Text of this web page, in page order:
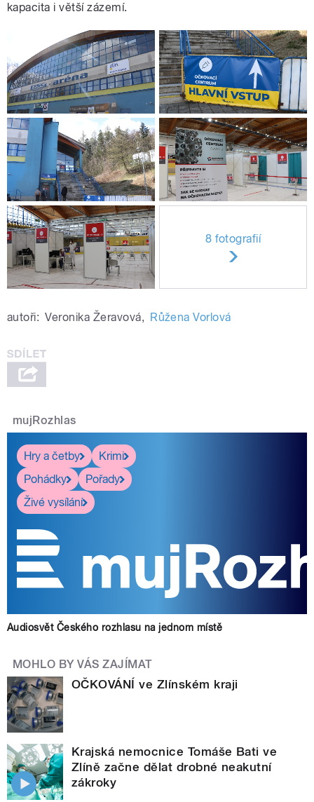
kapacita i větší zázemí.
8 fotografií
autoři: Veronika Žeravová, Růžena Vorlová
mujRozhlas
Hry a četby
Krimi
Pohádky
Pořady
Živé vysílání
Audiosvět Českého rozhlasu na jednom místě
MOHLO BY VÁS ZAJÍMAT
OČKOVÁNÍ ve Zlínském kraji
Krajská nemocnice Tomáše Bati ve
Zlíně začne dělat drobné neakutní
zákroky